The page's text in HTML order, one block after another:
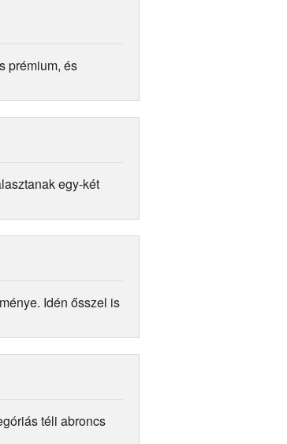
prémium, és
egy-két
Idén ősszel is
téli abroncs